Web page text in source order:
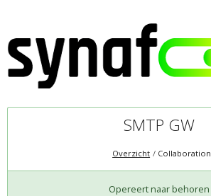
SMTP GW
Overzicht Collaboration
Opereert naar behoren